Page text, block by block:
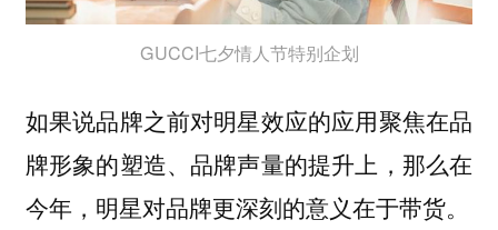
GUCCI七夕情人节特别企划
如果说品牌之前对明星效应的应用聚焦在品
牌形象的塑造、品牌声量的提升上，那么在
今年，明星对品牌更深刻的意义在于带货。